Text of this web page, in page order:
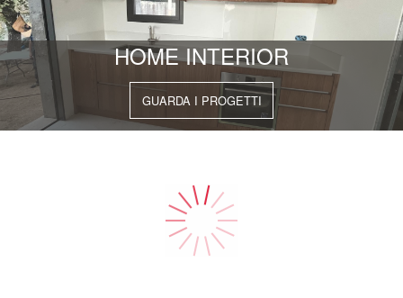
HOME INTERIOR
GUARDA I PROGETTI
FOOD & BEVERAGE